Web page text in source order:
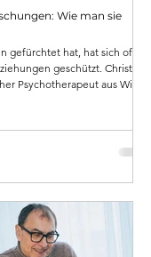
Wie man sie
gefürchtet hat, hat sich oft
geschützt. Christian
Psychotherapeut aus Wien,
lernt, sich wieder zu öffnen,